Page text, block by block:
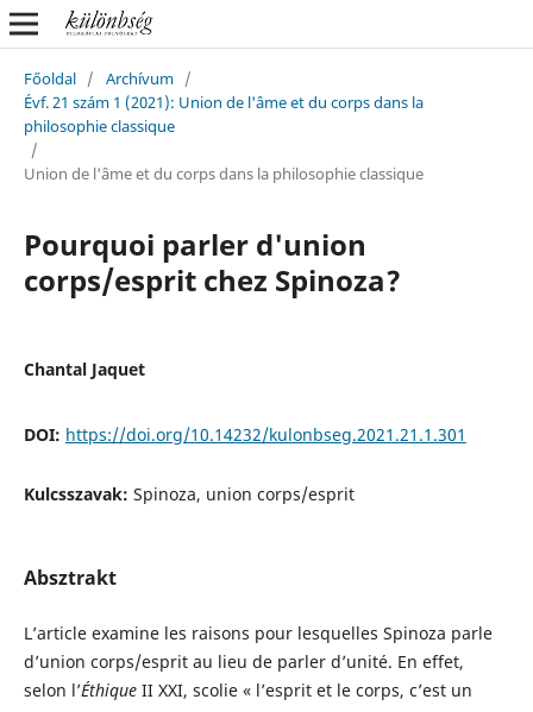
Főoldal / Archívum /
Évf. 21 szám 1 (2021): Union de l'âme et du corps dans la
philosophie classique
/
Union de l'âme et du corps dans la philosophie classique
Pourquoi parler d'union
corps/esprit chez Spinoza?
Chantal Jaquet
DOI: https://doi.org/10.14232/kulonbseg.2021.21.1.301
Kulcsszavak: Spinoza, union corps/esprit
Absztrakt
L’article examine les raisons pour lesquelles Spinoza parle
d’union corps/esprit au lieu de parler d’unité. En effet,
selon l’Éthique II XXI, scolie « l’esprit et le corps, c’est un